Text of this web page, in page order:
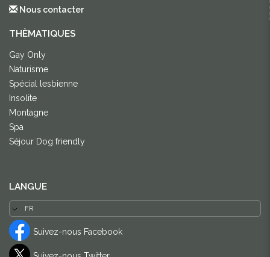
Nous contacter
THÈMATIQUES
Gay Only
Naturisme
Spécial lesbienne
Insolite
Montagne
Spa
Séjour Dog friendly
LANGUE
Suivez-nous Facebook